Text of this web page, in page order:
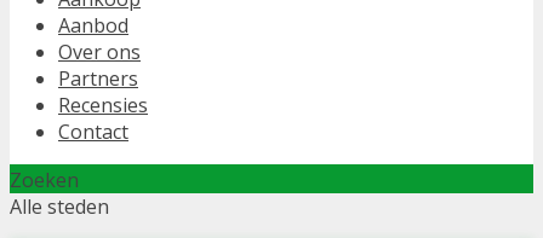
Aanbod
Over ons
Partners
Recensies
Contact
Zoeken
Alle steden